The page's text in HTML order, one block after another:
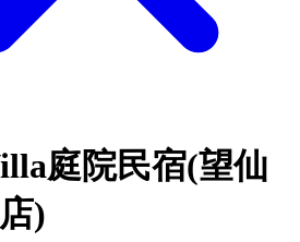
庭院民宿(望仙
)